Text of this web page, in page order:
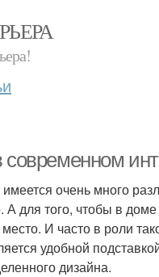
современном
очень много
для того, чтобы в
И часто в роли
удобной
дизайна.